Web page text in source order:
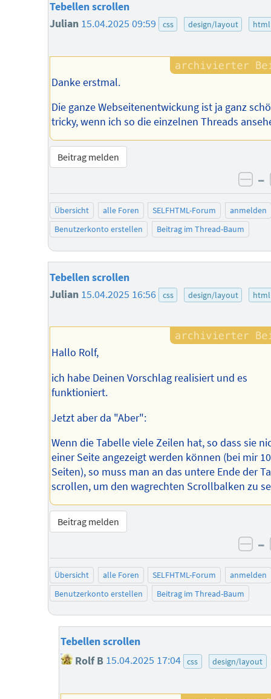
Tebellen scrollen
Julian 15.04.2025 09:59 css design/layout html
Danke erstmal.
Die ganze Webseitenentwickung ist ja ganz
tricky, wenn ich so die einzelnen Threads
Beitrag melden
–
Übersicht alle Foren SELFHTML-Forum
anmelden
Benutzerkonto erstellen
Beitrag im Thread-Baum
Tebellen scrollen
Julian 15.04.2025 16:56 css design/layout html
Hallo Rolf,
ich habe Deinen Vorschlag realisiert und es
funktioniert.
Jetzt aber da "Aber":
Wenn die Tabelle viele Zeilen hat, so dass sie
einer Seite angezeigt werden können (bei mir 10
Seiten), so muss man an das untere Ende der
scrollen, um den wagrechten Scrollbalken zu
Beitrag melden
–
Übersicht alle Foren SELFHTML-Forum
anmelden
Benutzerkonto erstellen
Beitrag im Thread-Baum
Tebellen scrollen
Rolf B 15.04.2025 17:04 css design/layout